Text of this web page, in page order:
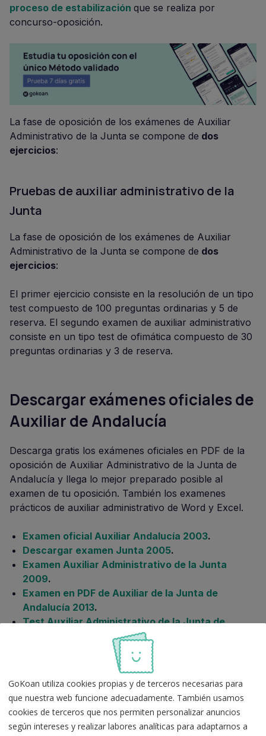
proceso de estabilización que se realiza por
concurso-oposición.
La fase de oposición de los exámenes de Auxiliar
Administrativo de la Junta se compone de dos
ejercicios:
Pruebas de auxiliar administrativo de la
Junta
La fase de oposición de los exámenes de Auxiliar
Administrativo de la Junta se compone de dos
ejercicios:
El primer ejercicio consiste en la resolución de un tipo
test compuesto de 100 preguntas ordinarias y 5 de
reserva. El segundo examen de auxiliar administrativo
consiste en un tipo test de ofimática compuesto de 30
preguntas ordinarias y 3 de reserva.
Descargar exámenes oficiales de
Auxiliar de Andalucía
Descarga gratis los exámenes oficiales en PDF de la
oposición de Auxiliar Administrativo de la Junta de
Andalucía y llega lo mejor preparado posible al
examen de tu oposición. También los examenes
prácticos de auxiliar administrativo de Word y Excel.
Examen oficial Auxiliar Andalucía 2003.
Descargar examen Junta 2005.
Examen Auxiliar Administrativo de la Junta
2009.
Examen en PDF de Auxiliar de la Junta de
Andalucía 2013.
Test Auxiliar Administrativo de la Junta de
Con estos exámenes de la Junta de Andalucía podrás
practicar y comprobar tus conocimientos, llegando
preparado al examen de tus oposiciones C2 de
Andalucía.
GoKoan utiliza cookies propias y de terceros necesarias para
que nuestra web funcione adecuadamente. También usamos
cookies de terceros que nos permiten personalizar anuncios
según intereses y realizar labores analíticas para adaptarnos a